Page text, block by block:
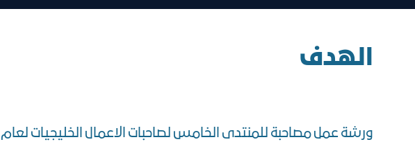
الهدف
ورشة عمل مصاحبة للمنتدى الخامس لصاحبات الاعمال الخليجيات لعام 2023